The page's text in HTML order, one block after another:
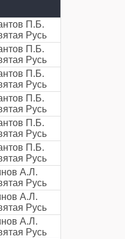
П.Б.
Русь
П.Б.
Русь
П.Б.
Русь
П.Б.
Русь
П.Б.
Русь
П.Б.
Русь
А.Л.
Русь
А.Л.
Русь
А.Л.
Русь